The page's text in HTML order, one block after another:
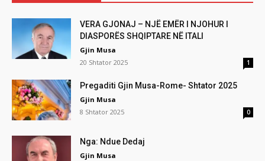
VERA GJONAJ – NJË EMËR I NJOHUR I
DIASPORËS SHQIPTARE NË ITALI
Gjin Musa
20 Shtator 2025
1
Pregaditi Gjin Musa-Rome- Shtator 2025
Gjin Musa
8 Shtator 2025
0
Nga: Ndue Dedaj
Gjin Musa